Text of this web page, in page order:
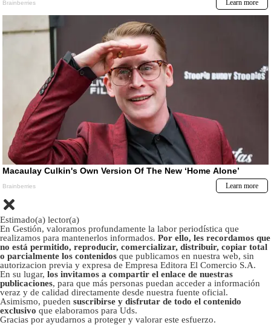
Estimado(a) lector(a)
En Gestión, valoramos profundamente la labor periodística que
realizamos para mantenerlos informados. Por ello, les recordamos que
no está permitido, reproducir, comercializar, distribuir, copiar total
o parcialmente los contenidos que publicamos en nuestra web, sin
autorizacion previa y expresa de Empresa Editora El Comercio S.A.
En su lugar, los invitamos a compartir el enlace de nuestras
publicaciones, para que más personas puedan acceder a información
veraz y de calidad directamente desde nuestra fuente oficial.
Asimismo, pueden suscribirse y disfrutar de todo el contenido
exclusivo que elaboramos para Uds.
Gracias por ayudarnos a proteger y valorar este esfuerzo.